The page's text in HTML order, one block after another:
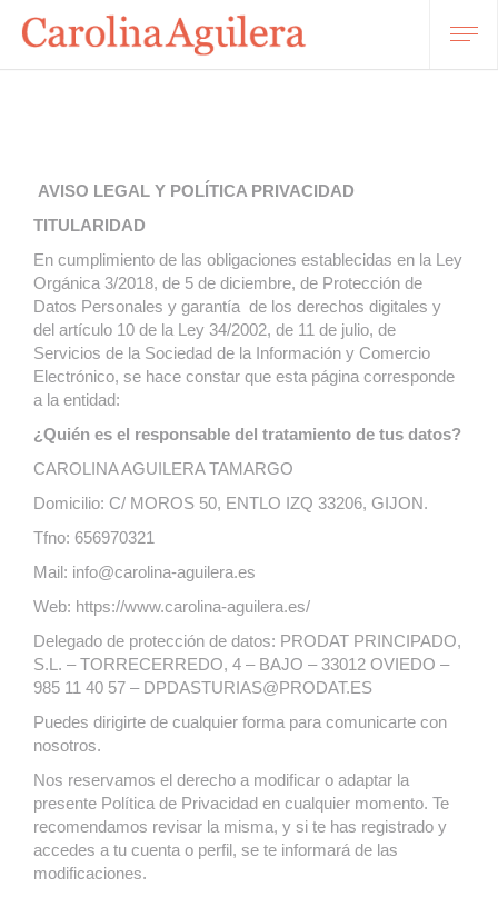
AVISO LEGAL Y POLÍTICA PRIVACIDAD
TITULARIDAD
En cumplimiento de las obligaciones establecidas en la Ley
Orgánica 3/2018, de 5 de diciembre, de Protección de
Datos Personales y garantía de los derechos digitales y
del artículo 10 de la Ley 34/2002, de 11 de julio, de
Servicios de la Sociedad de la Información y Comercio
Electrónico, se hace constar que esta página corresponde
a la entidad:
¿Quién es el responsable del tratamiento de tus datos?
CAROLINA AGUILERA TAMARGO
Domicilio: C/ MOROS 50, ENTLO IZQ 33206, GIJON.
Tfno: 656970321
Mail: info@carolina-aguilera.es
Web: https://www.carolina-aguilera.es/
Delegado de protección de datos: PRODAT PRINCIPADO,
S.L. – TORRECERREDO, 4 – BAJO – 33012 OVIEDO –
985 11 40 57 – DPDASTURIAS@PRODAT.ES
Puedes dirigirte de cualquier forma para comunicarte con
nosotros.
Nos reservamos el derecho a modificar o adaptar la
presente Política de Privacidad en cualquier momento. Te
recomendamos revisar la misma, y si te has registrado y
accedes a tu cuenta o perfil, se te informará de las
modificaciones.